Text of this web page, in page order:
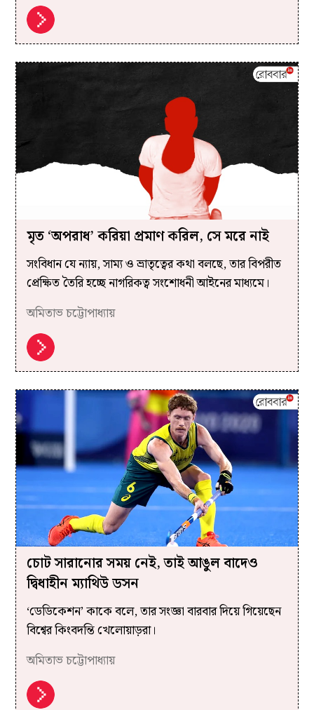
মৃত ‘অপরাধ’ করিয়া প্রমাণ করিল, সে মরে নাই
সংবিধান যে ন্যায়, সাম্য ও ভ্রাতৃত্বের কথা বলছে, তার বিপরীত
প্রেক্ষিত তৈরি হচ্ছে নাগরিকত্ব সংশোধনী আইনের মাধ্যমে।
অমিতাভ চট্টোপাধ্যায়
চোট সারানোর সময় নেই, তাই আঙুল বাদেও
দ্বিধাহীন ম্যাথিউ ডসন
‘ডেডিকেশন’ কাকে বলে, তার সংজ্ঞা বারবার দিয়ে গিয়েছেন
বিশ্বের কিংবদন্তি খেলোয়াড়রা।
অমিতাভ চট্টোপাধ্যায়